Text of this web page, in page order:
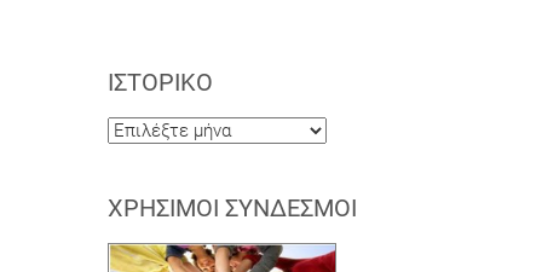
ΙΣΤΟΡΙΚΌ
Ιστορικό
ΧΡΉΣΙΜΟΙ ΣΎΝΔΕΣΜΟΙ